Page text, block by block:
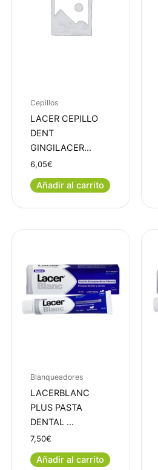
Cepillos
LACER CEPILLO
DENT
GINGILACER…
6,05€
Añadir al carrito
Blanqueadores
LACERBLANC
PLUS PASTA
DENTAL …
7,50€
Añadir al carrito